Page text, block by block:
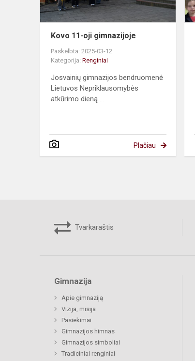
Kovo 11-oji gimnazijoje
Paskelbta: 2025-03-12
Kategorija: Renginiai
Josvainių gimnazijos bendruomenė
Lietuvos Nepriklausomybės
atkūrimo dieną ...
Plačiau
Tvarkaraštis
Gimnazija
Apie gimnaziją
Vizija, misija
Pasiekimai
Gimnazijos himnas
Gimnazijos simboliai
Tradiciniai renginiai